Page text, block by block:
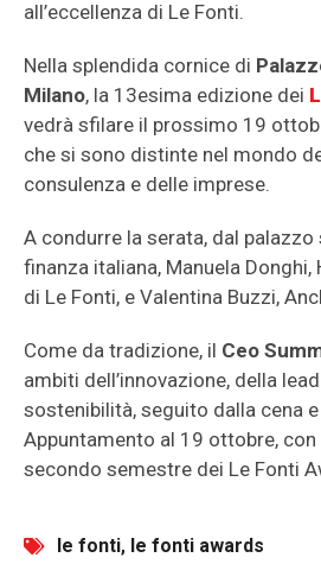
all’eccellenza di Le Fonti.
Nella splendida cornice di
Milano, la 13esima edizione dei
vedrà sfilare il prossimo 19
che si sono distinte nel mondo
consulenza e delle imprese.
A condurre la serata, dal
finanza italiana, Manuela
di Le Fonti, e Valentina Buzzi,
Come da tradizione, il Ceo
ambiti dell’innovazione, della
sostenibilità, seguito dalla cena
Appuntamento al 19 ottobre,
secondo semestre dei Le Fonti
le fonti, le fonti awards